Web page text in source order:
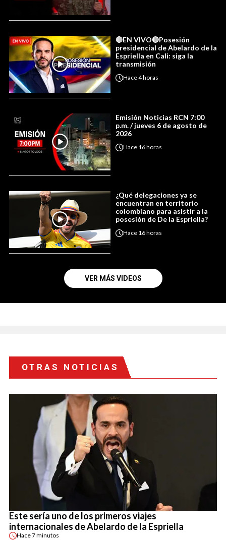
🔴EN VIVO🔴Posesión
presidencial de Abelardo de la
Espriella en Cali: siga la
transmisión
Hace4 horas
Emisión Noticias RCN 7:00
p.m. / jueves 6 de agosto de
2026
Hace 16 horas
¿Qué delegaciones ya se
encuentran en territorio
colombiano para asistir a la
posesión de De la Espriella?
Hace 16 horas
VER MÁS VIDEOS
OTRAS NOTICIAS
Este sería uno de los primeros viajes
internacionales de Abelardo de la Espriella
Hace7 minutos